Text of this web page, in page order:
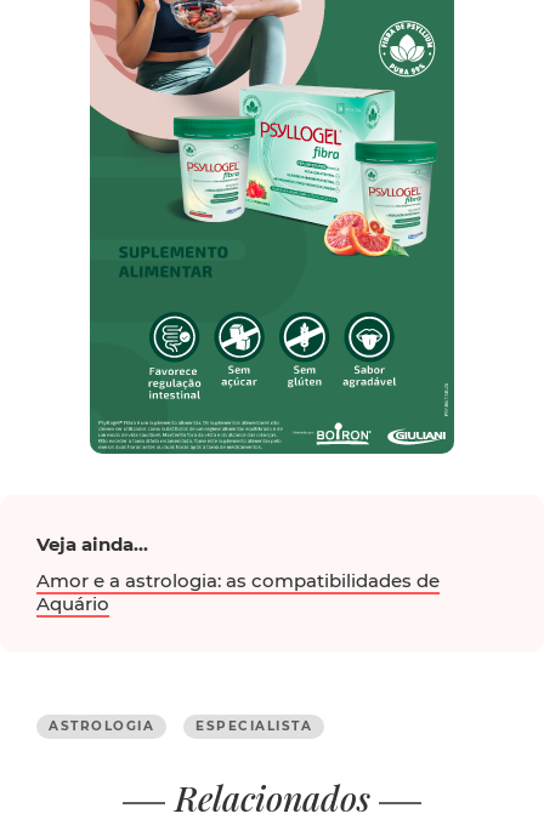
Veja ainda...
Amor e a astrologia: as compatibilidades de
Aquário
ASTROLOGIA ESPECIALISTA
Relacionados